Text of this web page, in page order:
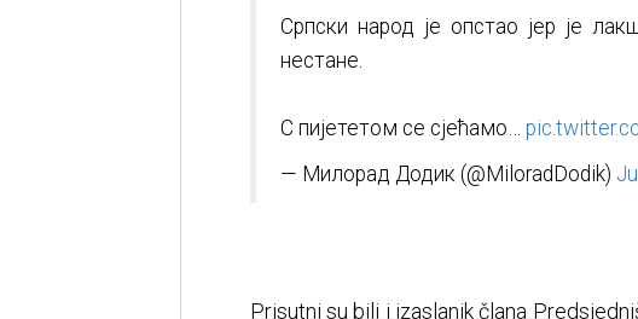
Српски народ је опстао јер је
нестане.
С пијететом се сјећамо…
— Милорад Додик (@MiloradDodik)
Prisutni su bili i izaslanik člana